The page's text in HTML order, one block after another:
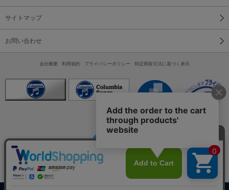
サイトマップ
お問い合わせ
会社概要 利用規約 プライバシーポリシー 特定商取引法に基づく表示
スマートフォン